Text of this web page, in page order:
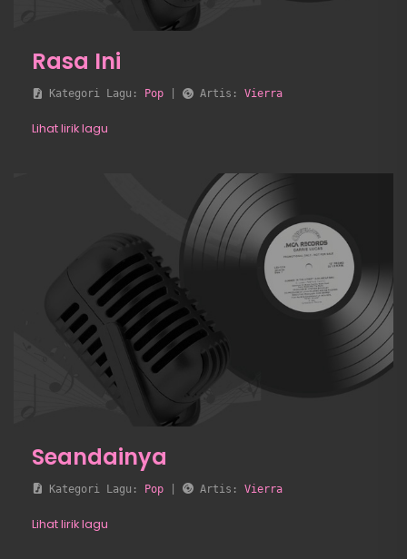
Rasa Ini
Kategori Lagu: Pop Artis: Vierra
Lihat lirik lagu
Seandainya
Kategori Lagu: Pop Artis: Vierra
Lihat lirik lagu